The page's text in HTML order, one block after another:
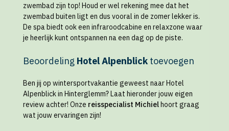
zwembad zijn top! Houd er wel rekening mee dat het
zwembad buiten ligt en dus vooral in de zomer lekker is.
De spa biedt ook een infraroodcabine en relaxzone waar
je heerlijk kunt ontspannen na een dag op de piste.
Beoordeling Hotel Alpenblick toevoegen
Ben jij op wintersportvakantie geweest naar Hotel
Alpenblick in Hinterglemm? Laat hieronder jouw eigen
review achter! Onze reisspecialist Michielhoort graag
wat jouw ervaringen zijn!